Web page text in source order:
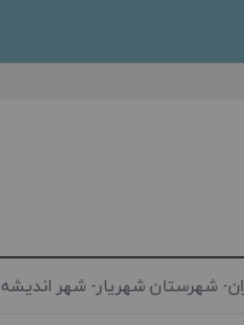
شهرستان شهریار- شهر اندیشه